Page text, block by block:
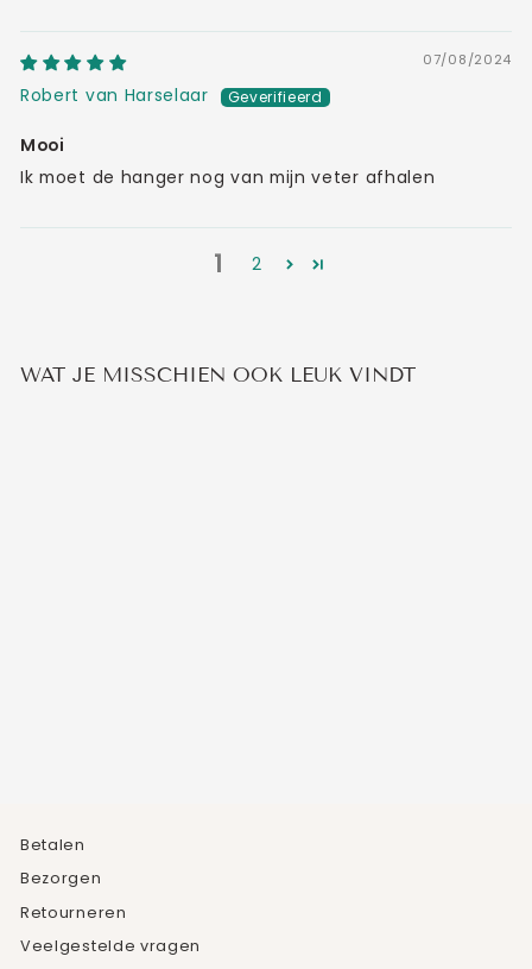
07/08/2024
Robert van Harselaar
Mooi
Ik moet de hanger nog van mijn veter afhalen
1 2
WAT JE MISSCHIEN OOK LEUK VINDT
Betalen
Bezorgen
Retourneren
Veelgestelde vragen